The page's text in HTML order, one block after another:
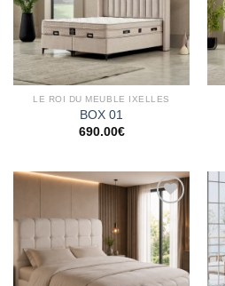
LE ROI DU MEUBLE IXELLES
BOX 01
690.00€
Ajouter
à la
wishlist